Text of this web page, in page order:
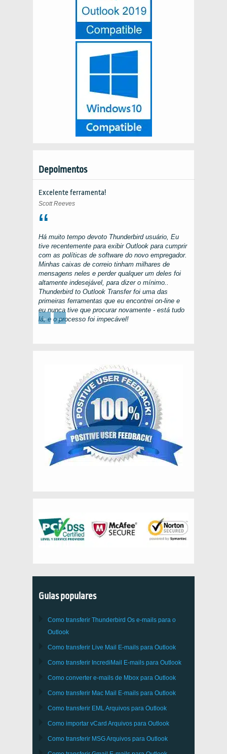
Depoimentos
Excelente ferramenta!
Scott Reeves
Há muito tempo devoto Thunderbirdusuário, Eu
tive recentemente para exibir Outlook para cumprir
com as políticas de software do novo empregador.
Minhas caixas de correio tinham milhares de
mensagens neles e perder qualquer um deles foi
altamente indesejável, para dizer o mínimo..
Thunderbird to Outlook Transferfoi uma das
primeiras ferramentas que eu encontrei on-line e
eu nunca tive que procurar novamente - está tudo
lá, e o processo foi impecável!
← →
Guias populares
Como transferir Thunderbird Os e-mails para o
Outlook
Como transferir Live Mail E-mails para Outlook
Como transferir IncrediMail E-mails para Outlook
Como converter e-mails de Mbox para Outlook
Como transferir Mac Mail E-mails para Outlook
Como transferir EML Arquivos para Outlook
Como importar vCard Arquivos para Outlook
Como transferir MSGArquivos para Outlook